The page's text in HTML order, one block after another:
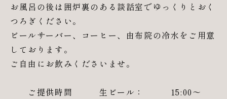
お風呂の後は囲炉裏のある談話室でゆっくりとおく
つろぎください。
ビールサーバー、コーヒー、由布院の冷水をご用意
しております。
ご自由にお飲みくださいませ。
ご提供時間 生ビール： 15:00～